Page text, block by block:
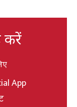
करें
App